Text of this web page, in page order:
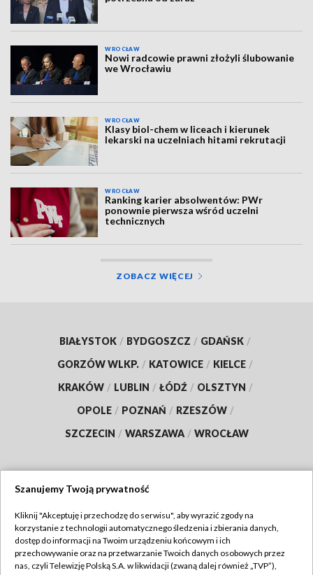
WROCŁAW
Nowi radcowie prawni złożyli ślubowanie
we Wrocławiu
WROCŁAW
Klasy biol-chem w liceach i kierunek
lekarski na uczelniach hitami rekrutacji
WROCŁAW
Ranking karier absolwentów: PWr
ponownie pierwsza wśród uczelni
technicznych
ZOBACZ WIĘCEJ
BIAŁYSTOK / BYDGOSZCZ / GDAŃSK /
GORZÓW WLKP. / KATOWICE / KIELCE /
KRAKÓW / LUBLIN / ŁÓDŹ / OLSZTYN /
OPOLE / POZNAŃ / RZESZÓW /
SZCZECIN / WARSZAWA / WROCŁAW
TVP
Abonament TVP
Regulamin TVP
Szanujemy Twoją prywatność
Kliknij "Akceptuję i przechodzę do serwisu", aby wyrazić zgody na
korzystanie z technologii automatycznego śledzenia i zbierania danych,
dostęp do informacji na Twoim urządzeniu końcowym i ich
przechowywanie oraz na przetwarzanie Twoich danych osobowych przez
nas, czyli Telewizję Polską S.A. w likwidacji (zwaną dalej również „TVP”),